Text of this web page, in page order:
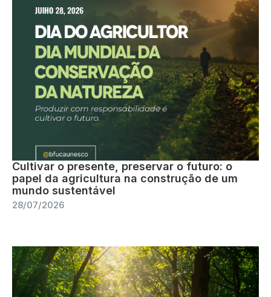
Cultivar o presente, preservar o futuro: o
papel da agricultura na construção de um
mundo sustentável
28/07/2026